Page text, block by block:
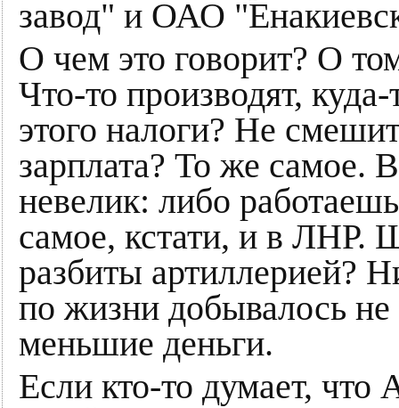
завод" и ОАО
О чем это говорит? О
Что-то производят,
этого налоги? Не
зарплата? То же самое.
невелик: либо
самое, кстати, и в ЛНР.
разбиты артиллерией?
по жизни добывалось не
меньшие деньги.
Если кто-то думает, что